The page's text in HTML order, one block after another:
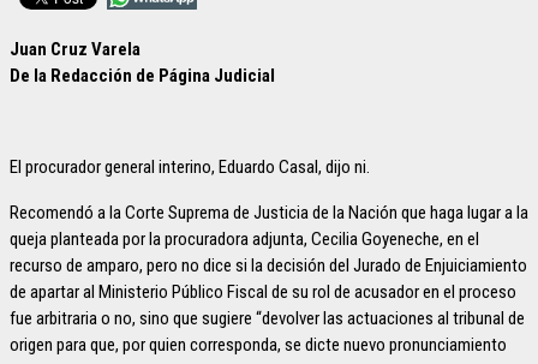
Juan Cruz Varela
De la Redacción de Página Judicial
El procurador general interino, Eduardo Casal, dijo ni.
Recomendó a la Corte Suprema de Justicia de la Nación que haga lugar a la
queja planteada por la procuradora adjunta, Cecilia Goyeneche, en el
recurso de amparo, pero no dice si la decisión del Jurado de Enjuiciamiento
de apartar al Ministerio Público Fiscal de su rol de acusador en el proceso
fue arbitraria o no, sino que sugiere “devolver las actuaciones al tribunal de
origen para que, por quien corresponda, se dicte nuevo pronunciamiento